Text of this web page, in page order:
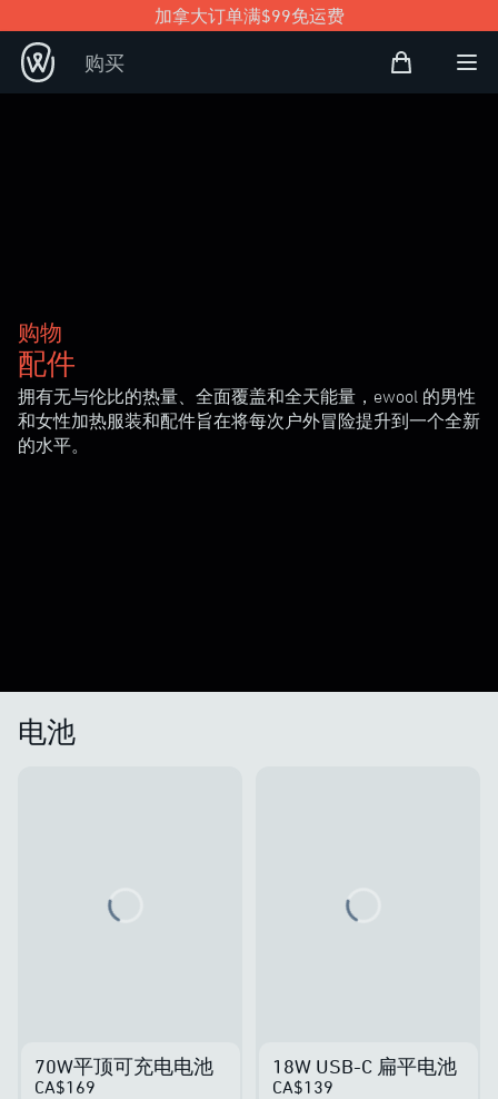
加拿大订单满$99免运费
购买 购物袋Open
打
购物
配件
拥有无与伦比的热量、全面覆盖和全天能量，ewool 的男性
和女性加热服装和配件旨在将每次户外冒险提升到一个全新
的水平。
电池
70W平顶可充电电池
CA$169
18W USB-C 扁平电池
CA$139